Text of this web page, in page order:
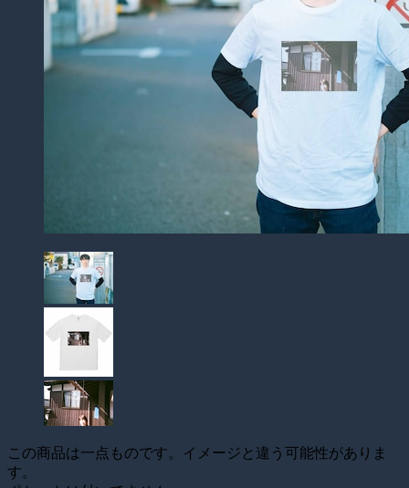
この商品は一点ものです。イメージと違う可能性がありま
す。